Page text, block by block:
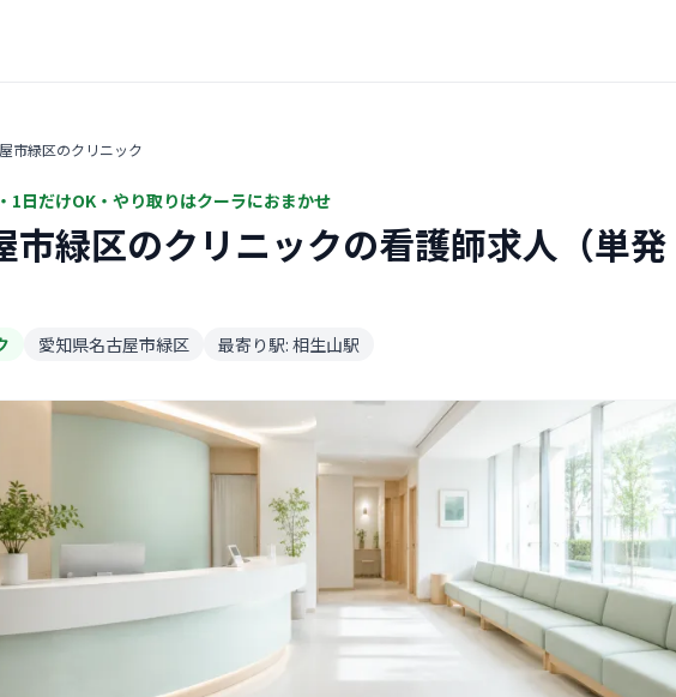
市緑区のクリニック
1日だけOK・やり取りはクーラにおまかせ
市緑区のクリニックの看護師求人（単
愛知県名古屋市緑区 最寄り駅: 相生山駅